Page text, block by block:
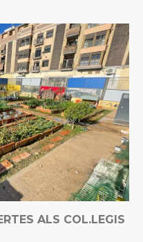
ALS COL.LEGIS